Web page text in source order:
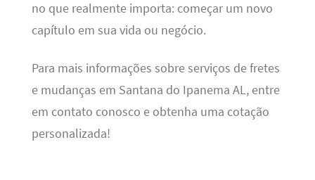
no que realmente importa: começar um novo
capítulo em sua vida ou negócio.
Para mais informações sobre serviços de fretes
e mudanças em Santana do Ipanema AL, entre
em contato conosco e obtenha uma cotação
personalizada!